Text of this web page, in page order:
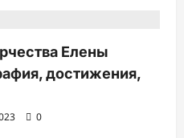
Елены
достижения,
0